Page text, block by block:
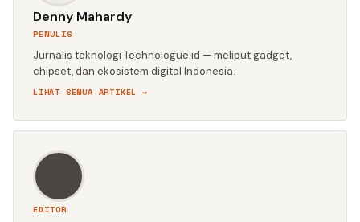
Denny Mahardy
PENULIS
Jurnalis teknologi Technologue.id — meliput gadget,
chipset, dan ekosistem digital Indonesia.
LIHAT SEMUA ARTIKEL →
EDITOR